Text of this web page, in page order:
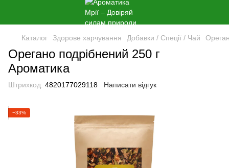
Каталог Здорове харчування Добавки / Спеції / Чай
Орегано подрібнений 250 г
Ароматика
Штрихкод: 4820177029118 Написати відгук
−33%